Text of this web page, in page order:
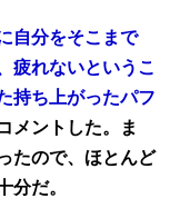
自分をそこまで
疲れないというこ
持ち上がったパフ
メントした。
ま
たので、ほとんど
分だ。